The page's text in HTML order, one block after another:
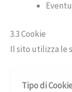
3.3 Cookie
Il sito utilizza le
Tipo di